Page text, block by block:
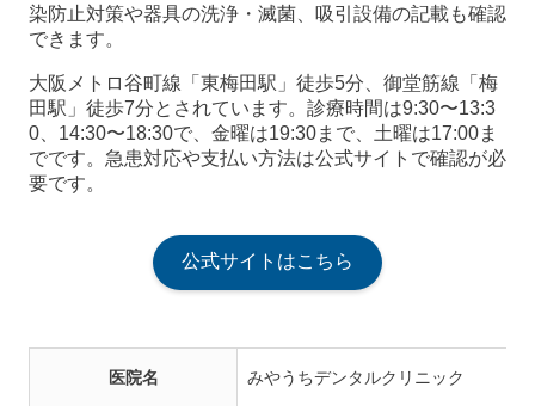
染防止対策や器具の洗浄・滅菌、吸引設備の記載も確認
できます。
大阪メトロ谷町線「東梅田駅」徒歩5分、御堂筋線「梅
田駅」徒歩7分とされています。診療時間は9:30〜13:3
0、14:30〜18:30で、金曜は19:30まで、土曜は17:00ま
でです。急患対応や支払い方法は公式サイトで確認が必
要です。
公式サイトはこちら
医院名 みやうちデンタルクリニック